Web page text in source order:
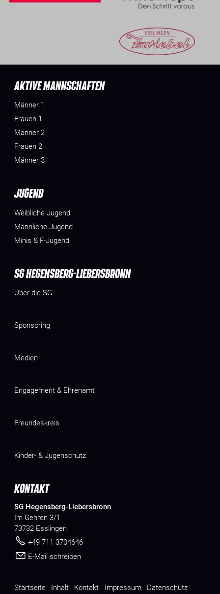
AKTIVE MANNSCHAFTEN
Männer 1
Frauen 1
Männer 2
Frauen 2
Männer 3
JUGEND
Weibliche Jugend
Männliche Jugend
Minis & F-Jugend
SG HEGENSBERG-LIEBERSBRONN
Über die SG
Sponsoring
Medien
Engagement & Ehrenamt
Freundeskreis
Kinder- & Jugenschutz
KONTAKT
SG Hegensberg-Liebersbronn
Im Gehren 3/1
73732 Esslingen
+49 711 3704646
E-Mail schreiben
Startseite Inhalt Kontakt Impressum Datenschutz